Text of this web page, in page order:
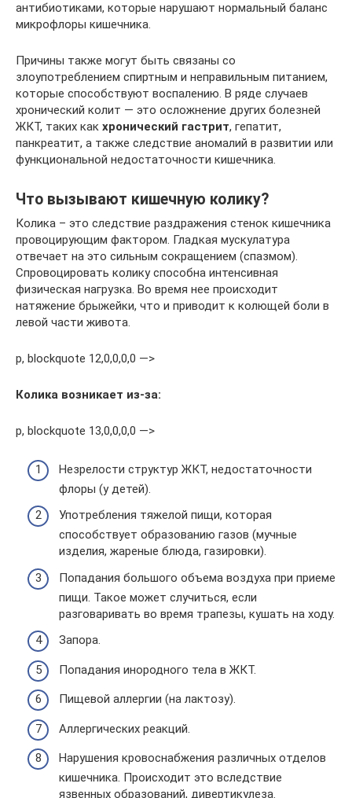
антибиотиками, которые нарушают нормальный баланс
микрофлоры кишечника.
Причины также могут быть связаны со
злоупотреблением спиртным и неправильным питанием,
которые способствуют воспалению. В ряде случаев
хронический колит — это осложнение других болезней
ЖКТ, таких как хронический гастрит, гепатит,
панкреатит, а также следствие аномалий в развитии или
функциональной недостаточности кишечника.
Что вызывают кишечную колику?
Колика – это следствие раздражения стенок кишечника
провоцирующим фактором. Гладкая мускулатура
отвечает на это сильным сокращением (спазмом).
Спровоцировать колику способна интенсивная
физическая нагрузка. Во время нее происходит
натяжение брыжейки, что и приводит к колющей боли в
левой части живота.
p, blockquote 12,0,0,0,0 —>
Колика возникает из-за:
p, blockquote 13,0,0,0,0 —>
Незрелости структур ЖКТ, недостаточности
флоры (у детей).
Употребления тяжелой пищи, которая
способствует образованию газов (мучные
изделия, жареные блюда, газировки).
Попадания большого объема воздуха при приеме
пищи. Такое может случиться, если
разговаривать во время трапезы, кушать на ходу.
Запора.
Попадания инородного тела в ЖКТ.
Пищевой аллергии (на лактозу).
Аллергических реакций.
Нарушения кровоснабжения различных отделов
кишечника. Происходит это вследствие
язвенных образований, дивертикулеза.